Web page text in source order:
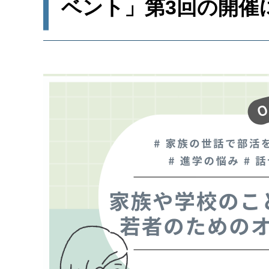
ベント」第3回の開催